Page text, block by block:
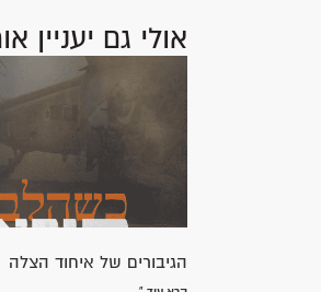
אולי גם יעניין
הגיבורים של איחוד הצלה